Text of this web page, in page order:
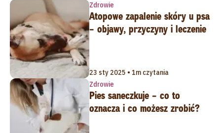
Zdrowie
Atopowe zapalenie skóry u psa
– objawy, przyczyny i leczenie
23 sty 2025 • 1m czytania
Zdrowie
Pies saneczkuje – co to
oznacza i co możesz zrobić?